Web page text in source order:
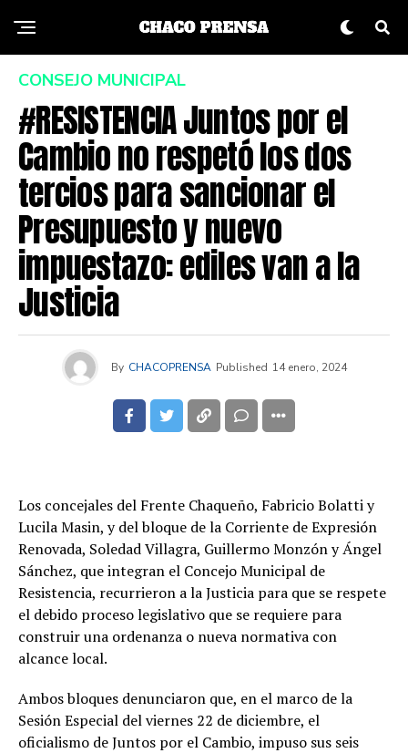
CONSEJO MUNICIPAL
#RESISTENCIA Juntos por el
Cambio no respetó los dos
tercios para sancionar el
Presupuesto y nuevo
impuestazo: ediles van a la
Justicia
By CHACOPRENSA Published 14 enero, 2024
Los concejales del Frente Chaqueño, Fabricio Bolatti y
Lucila Masin, y del bloque de la Corriente de Expresión
Renovada, Soledad Villagra, Guillermo Monzón y Ángel
Sánchez, que integran el Concejo Municipal de
Resistencia, recurrieron a la Justicia para que se respete
el debido proceso legislativo que se requiere para
construir una ordenanza o nueva normativa con
alcance local.
Ambos bloques denunciaron que, en el marco de la
Sesión Especial del viernes 22 de diciembre, el
oficialismo de Juntos por el Cambio, impuso sus seis